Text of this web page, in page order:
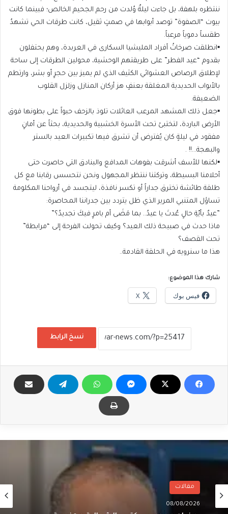
ننتظره بلهفة، بل جاءت ليلةٌ وُلدت من رحم الجحيم الخالص؛ فبينما كانت
بيوت “الصفوة” توصد أبوابها في صمتٍ ثقيل، كانت طرقات الحي تشهدُ
طقساً دموياً مرعباً.
▪️انطلقت صرخاتُ أفراد المليشيا السكارى في العربدة، وهم يحتفلون
بقدوم “عيد الفطر” على طريقتهم الوحشية، محولين الطرقات إلى ساحة
لإطلاق الرصاص العشوائي الكثيف الذي لم يميز بين حجرٍ أو بشر، وارتطم
بالأبواب الحديدية المغلقة بعنفٍ هز أركان المنازل وزلزل القلوب
الضعيفة.
▪️جعل ذلك المشهد المرعب العائلات تلوذ بالزحف حبواً على بطونها فوق
الأرض الباردة، لتختبئ تحت الأسرة الخشبية والحديدية، بحثاً عن أمانٍ
مفقود في ليلةٍ كان يُفترض أن تشرق فيها تكبيرات العيد بالستر
والبهجة…!! .
▪️لكنها للأسف أشرقت بفوهات المدافع والبنادق التي حاصرت حتى
أحلامنا البسيطة، وتركتنا ننتظر المجهول ونحن نتحسس رقابنا مع كل
طلقة طائشة تخترق جداراً أو تكسر نافذة، ليتجسد في أرواحنا المكلومة
تساؤل المتنبي المرير الذي ظل يتردد بين جدراننا المحاصرة:
​”عيدٌ بأيّةِ حالٍ عُدتَ يا عيدُ.. بما مَضَى أم بامرٍ فيكَ تجديدُ؟”
​ماذا حدث في صبيحة ذلك العيد؟ وكيف تحولت الفرحة إلى “مرابطة”
تحت القصف؟
هذا ما سنرويه في الحلقة القادمة..
شارك هذا الموضوع:
فيس بوك X
نسخ الرابط
مقالات
08/08/2026